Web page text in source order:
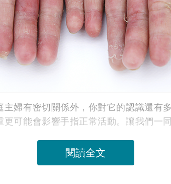
主婦有密切關係外，你對它的認識還有
更可能會影響手指正常活動。讓我們一
閱讀全文